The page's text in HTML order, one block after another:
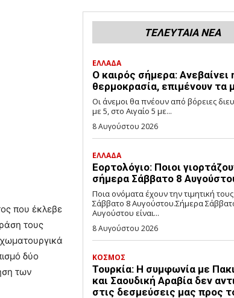
που έκλεβε
τους
δύο
των
ΤΕΛΕΥΤΑΙΑ ΝΕΑ
ΕΛΛΑΔΑ
Ο καιρός σήμερα: Ανεβαίνει
θερμοκρασία, επιμένουν τα
Οι άνεμοι θα πνέουν από βόρειες
με 5, στο Αιγαίο 5 με...
8 Αυγούστου 2026
ΕΛΛΑΔΑ
Εορτολόγιο: Ποιοι
σήμερα Σάββατο 8
Ποια ονόματα έχουν την τιμητική
Σάββατο 8 Αυγούστου.Σήμερα
Αυγούστου είναι...
8 Αυγούστου 2026
ΚΟΣΜΟΣ
Τουρκία: Η συμφωνία με
και Σαουδική Αραβία δεν
στις δεσμεύσεις μας προς